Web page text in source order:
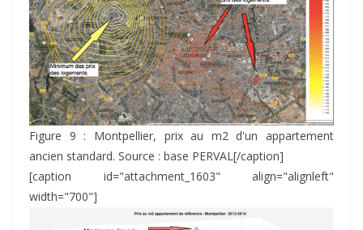
Figure 9 : Montpellier, prix au m2 d'un appartement
ancien standard. Source : base PERVAL[/caption]
[caption id="attachment_1603" align="alignleft"
width="700"]